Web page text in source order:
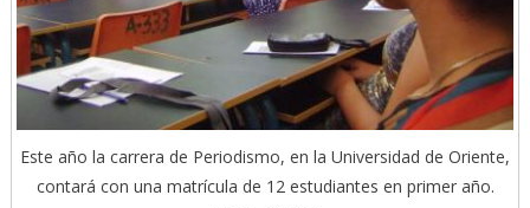
Este año la carrera de Periodismo, en la Universidad de Oriente,
contará con una matrícula de 12 estudiantes en primer año.